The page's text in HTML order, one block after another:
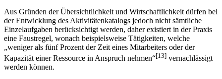
Aus Gründen der Übersichtlichkeit und Wirtschaftlichkeit dürfen bei
der Entwicklung des Aktivitätenkatalogs jedoch nicht sämtliche
Einzelaufgaben berücksichtigt werden, daher existiert in der Praxis
eine Faustregel, wonach beispielsweise Tätigkeiten, welche
„weniger als fünf Prozent der Zeit eines Mitarbeiters oder der
Kapazität einer Ressource in Anspruch nehmen“[13] vernachlässigt
werden können.